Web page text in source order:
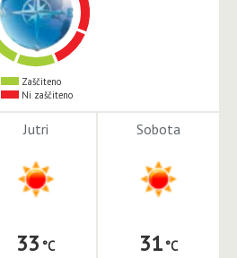
Zaščiteno
Ni zaščiteno
Jutri
33
Sobota
31